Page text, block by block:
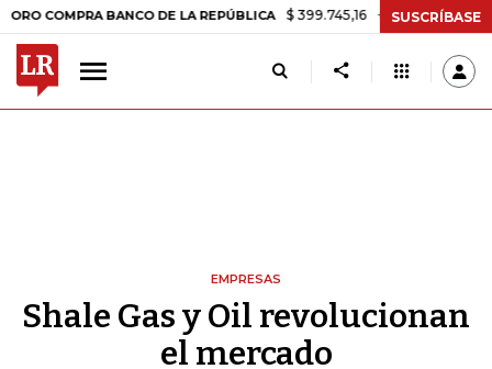
BANCO DE LA REPÚBLICA $ 399.745,16 +$ 2.295,71 +0,58%
SUSCRÍBASE
EMPRESAS
Shale Gas y Oil revolucionan
el mercado